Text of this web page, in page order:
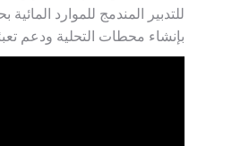
بإنشاء محطات التحلية ودعم